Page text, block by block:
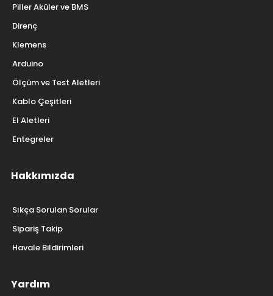
Piller Aküler ve BMS
Direnç
Klemens
Arduino
Ölçüm ve Test Aletleri
Kablo Çeşitleri
El Aletleri
Entegreler
Hakkımızda
Sıkça Sorulan Sorular
Sipariş Takip
Havale Bildirimleri
Yardım